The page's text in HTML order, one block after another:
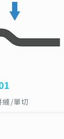
縫/單切